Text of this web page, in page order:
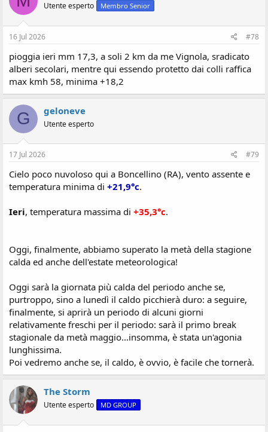
Utente esperto Membro Senior
16 Jul 2026 #78
pioggia ieri mm 17,3, a soli 2 km da me Vignola, sradicato
alberi secolari, mentre qui essendo protetto dai colli raffica
max kmh 58, minima +18,2
G geloneve
Utente esperto
17 Jul 2026 #79
Cielo poco nuvoloso qui a Boncellino (RA), vento assente e
temperatura minima di +21,9°c.
Ieri, temperatura massima di +35,3°c.
Oggi, finalmente, abbiamo superato la metà della stagione
calda ed anche dell'estate meteorologica!
Oggi sarà la giornata più calda del periodo anche se,
purtroppo, sino a lunedì il caldo picchierà duro: a seguire,
finalmente, si aprirà un periodo di alcuni giorni
relativamente freschi per il periodo: sarà il primo break
stagionale da metà maggio...insomma, è stata un'agonia
lunghissima.
Poi vedremo anche se, il caldo, è ovvio, è facile che tornerà.
The Storm
Utente esperto MD GROUP